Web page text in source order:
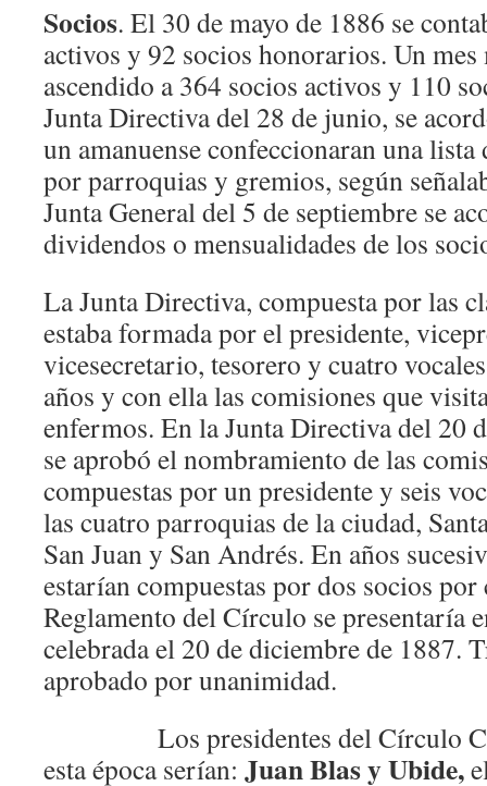
Socios. El 30 de mayo de 1886 se
activos y 92 socios honorarios. Un mes
ascendido a 364 socios activos y 110
Junta Directiva del 28 de junio, se
un amanuense confeccionaran una
por parroquias y gremios, según
Junta General del 5 de septiembre se
dividendos o mensualidades de los
La Junta Directiva, compuesta por las
estaba formada por el presidente,
vicesecretario, tesorero y cuatro
años y con ella las comisiones que
enfermos. En la Junta Directiva del 20
se aprobó el nombramiento de las
compuestas por un presidente y seis
las cuatro parroquias de la ciudad,
San Juan y San Andrés. En años
estarían compuestas por dos socios
Reglamento del Círculo se presentaría
celebrada el 20 de diciembre de 1887.
aprobado por unanimidad.
Los presidentes del Círculo
esta época serían: Juan Blas y Ubide,